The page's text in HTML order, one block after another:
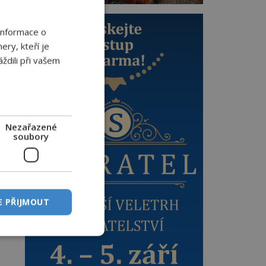
o
kteří je
při vašem
Nezařazené
soubory
PŘIJMOUT